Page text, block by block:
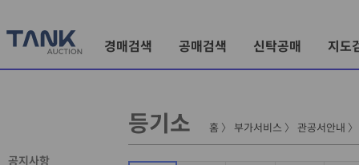
경매검색 공매검색 신탁공매 지도
공지사항
등기소 홈 〉 부가서비스 〉 관공서안내